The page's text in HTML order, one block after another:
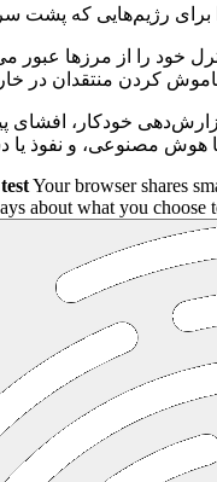
خود را از مرزها عبور
گزارش‌دهی خودکار،
Your browser shares
about what you choose